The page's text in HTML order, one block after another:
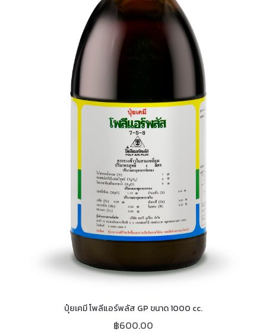
ปุ๋ยเคมี โพลีแอร์พลัส GP ขนาด 1000 cc.
฿600.00